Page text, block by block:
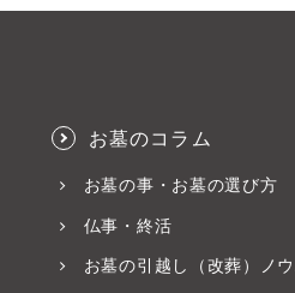
お墓のコラム
お墓の事・お墓の選び方
仏事・終活
お墓の引越し（改葬）ノ